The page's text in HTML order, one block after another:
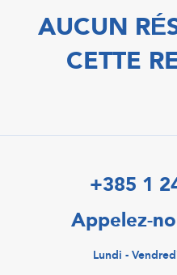
AUCUN
CETTE
+385 1
Appelez-
Lundi -